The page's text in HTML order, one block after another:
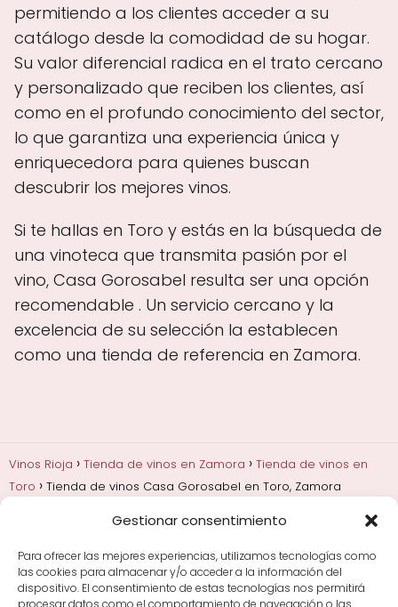
Gestionar consentimiento
Para ofrecer las mejores experiencias, utilizamos tecnologías como
las cookies para almacenar y/o acceder a la información del
dispositivo. El consentimiento de estas tecnologías nos permitirá
procesar datos como el comportamiento de navegación o las
permitiendo a los clientes acceder a su
catálogo desde la comodidad de su hogar.
Su valor diferencial radica en el trato cercano
y personalizado que reciben los clientes, así
como en el profundo conocimiento del sector,
lo que garantiza una experiencia única y
enriquecedora para quienes buscan
descubrir los mejores vinos.
Si te hallas en Toro y estás en la búsqueda de
una vinoteca que transmita pasión por el
vino, Casa Gorosabel resulta ser una opción
recomendable . Un servicio cercano y la
excelencia de su selección la establecen
como una tienda de referencia en Zamora.
Vinos Rioja Tienda de vinos en Zamora
Tienda de vinos en
Toro
Tienda de vinos Casa Gorosabel en Toro, Zamora
Añadas, crianza y guarda
Bodegas y marcas de
Comprar vino
Rioja y guías de regalo
Cultura del vino y
curiosidades
Enoturismo en Rioja